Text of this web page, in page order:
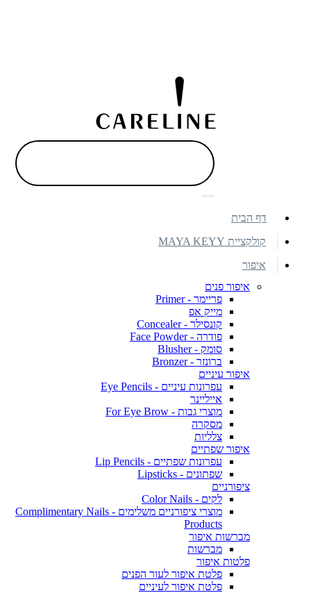
דף הבית
קולקציית MAYA KEYY
איפור
איפור פנים
פריימר - Primer
מייק אפ
קונסילר - Concealer
פודרה - Face Powder
סומק - Blusher
ברונזר - Bronzer
איפור עיניים
עפרונות עיניים - Eye Pencils
אייליינר
מוצרי גבות - For Eye Brow
מסקרה
צלליות
איפור שפתיים
עפרונות שפתיים - Lip Pencils
שפתונים - Lipsticks
ציפורניים
לקים - Color Nails
מוצרי ציפורניים משלימים - Complimentary Nails
Products
מברשות איפור
מברשות
פלטות איפור
פלטת איפור לעור הפנים
פלטת איפור לעיניים